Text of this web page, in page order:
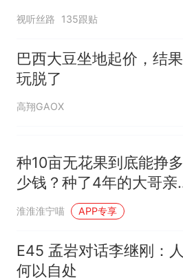
品相不好看网友会不会是
视听丝路 135跟贴
巴西大豆坐地起价，结果
玩脱了
高翔GAOX
种10亩无花果到底能挣多
少钱？种了4年的大哥亲
口告诉你
淮淮淮宁喵 APP专享
E45 孟岩对话李继刚：人
何以自处